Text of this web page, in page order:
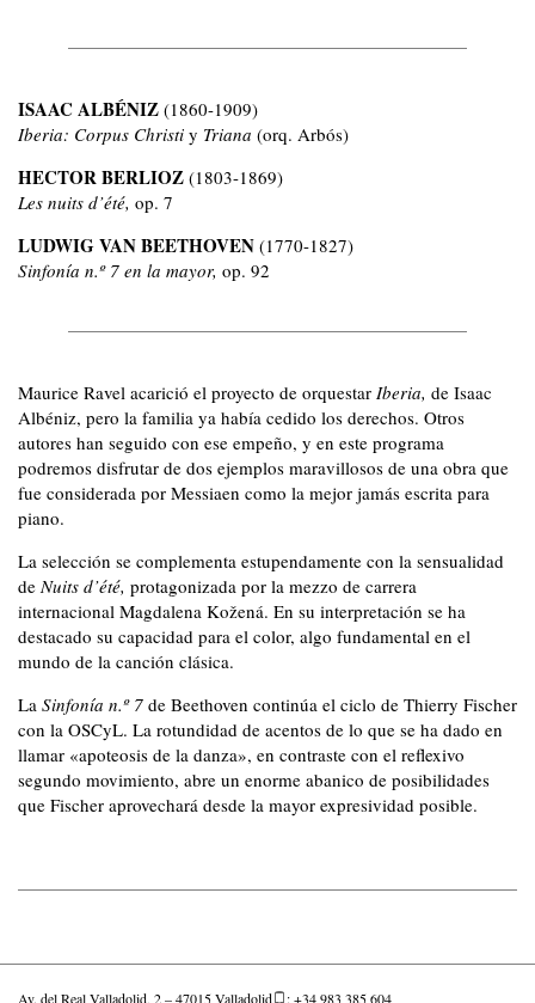
ISAAC ALBÉNIZ (1860-1909)
Iberia: Corpus Christi y Triana (orq. Arbós)
HECTOR BERLIOZ (1803-1869)
Les nuits d’été, op. 7
LUDWIG VAN BEETHOVEN (1770-1827)
Sinfonía n.º 7 en la mayor, op. 92
Maurice Ravel acarició el proyecto de orquestar Iberia, de Isaac
Albéniz, pero la familia ya había cedido los derechos. Otros
autores han seguido con ese empeño, y en este programa
podremos disfrutar de dos ejemplos maravillosos de una obra que
fue considerada por Messiaen como la mejor jamás escrita para
piano.
La selección se complementa estupendamente con la sensualidad
de Nuits d’été, protagonizada por la mezzo de carrera
internacional Magdalena Kožená. En su interpretación se ha
destacado su capacidad para el color, algo fundamental en el
mundo de la canción clásica.
La Sinfonía n.º 7 de Beethoven continúa el ciclo de Thierry Fischer
con la OSCyL. La rotundidad de acentos de lo que se ha dado en
llamar «apoteosis de la danza», en contraste con el reflexivo
segundo movimiento, abre un enorme abanico de posibilidades
que Fischer aprovechará desde la mayor expresividad posible.
Av. del Real Valladolid, 2 – 47015 Valladolid : +34 983 385 604